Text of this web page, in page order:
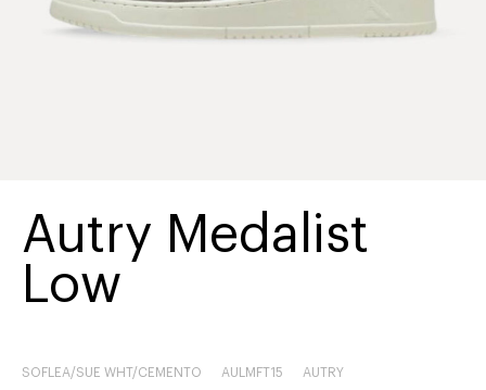
Autry Medalist
Low
SOFLEA/SUE WHT/CEMENTO AULMFT15 AUTRY